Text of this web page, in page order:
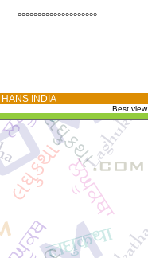
°°°°°°°°°°°°°°°°°°°°
HANS INDIA
Best